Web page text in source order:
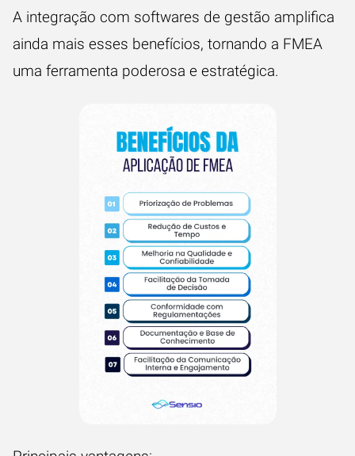
A integração com softwares de gestão amplifica
ainda mais esses benefícios, tornando a FMEA
uma ferramenta poderosa e estratégica.